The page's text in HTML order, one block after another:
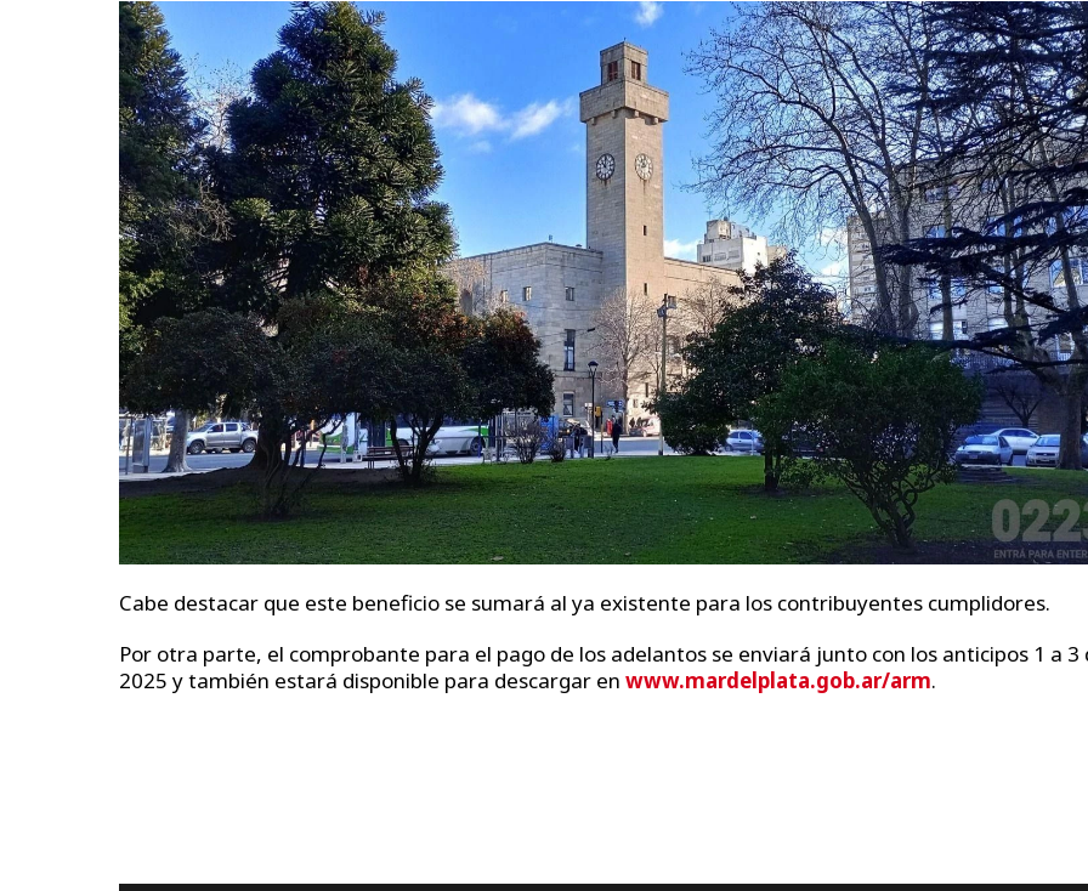
Cabe destacar que este beneficio se sumará al ya existente para los contribuyentes cumplidores.
Por otra parte, el comprobante para el pago de los adelantos se enviará junto con los anticipos 1 a 3
2025 y también estará disponible para descargar en www.mardelplata.gob.ar/arm.